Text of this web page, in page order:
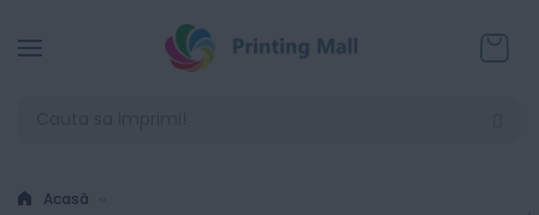
Acasă